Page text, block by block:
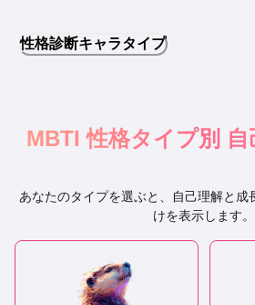
性格診断キャラタイプ
MBTI 性格タイプ別 自
あなたのタイプを選ぶと、自己理解と成
けを表示します。